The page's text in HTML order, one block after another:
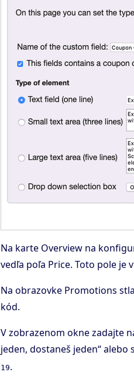
Na karte Overview na
vedľa poľa Price. Toto pole je
Na obrazovke Promotions
kód.
V zobrazenom okne zadajte
jeden, dostaneš jeden“
19.